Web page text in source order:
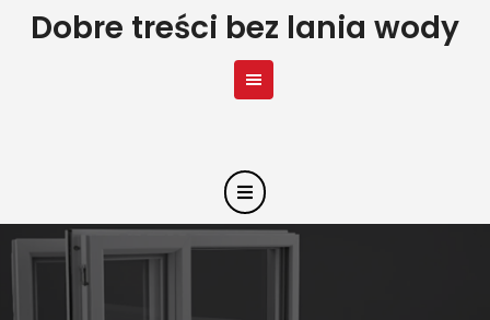
SkipDobre treści bez lania wody